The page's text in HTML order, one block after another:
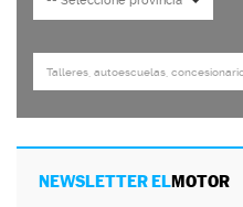
NEWSLETTER ELMOTOR